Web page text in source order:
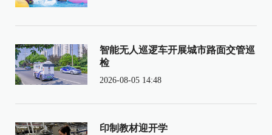
智能无人巡逻车开展城市路面交管巡
检
2026-08-05 14:48
印制教材迎开学